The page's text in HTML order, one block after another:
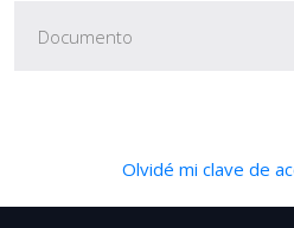
Olvidé mi clave de